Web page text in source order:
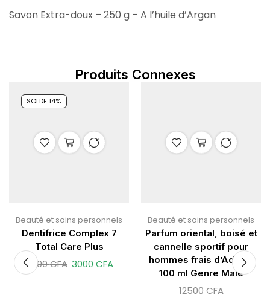
Savon Extra-doux – 250 g – A l’huile d’Argan
Produits Connexes
SOLDE 14%
Beauté et soins personnels
Dentifrice Complex 7
Total Care Plus
3500CFA 3000 CFA
Beauté et soins personnels
Parfum oriental, boisé et
cannelle sportif pour
hommes frais d’Adidas
100 ml Genre Male
12500 CFA